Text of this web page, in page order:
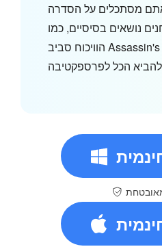
מסתכלים על הסדרה
נושאים בסיסיים, כמו
הוויכוח סביב Assassin's Creed: Shadows,